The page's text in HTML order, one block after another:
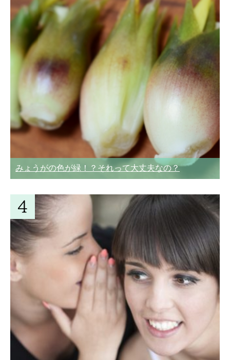
みょうがの色が緑！？それって大丈夫なの？